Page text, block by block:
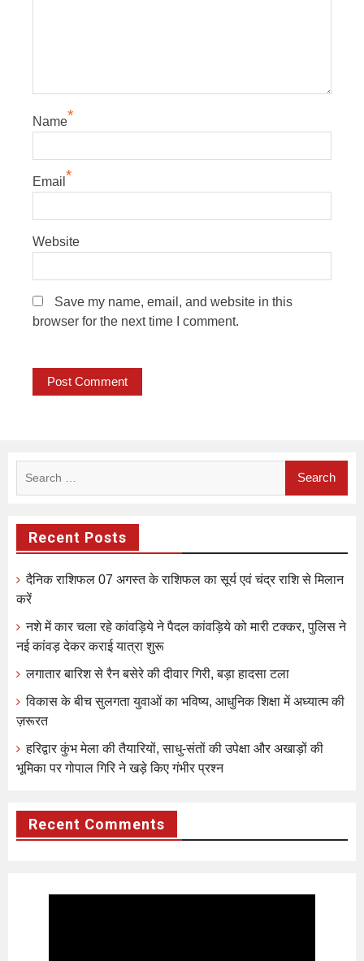
Name*
Email *
Website
Save my name, email, and website in this
browser for the next time I comment.
Recent Posts
दैनिक राशिफल 07 अगस्त के राशिफल का सूर्य एवं चंद्र राशि से मिलान
करें
नशे में कार चला रहे कांवड़िये ने पैदल कांवड़िये को मारी टक्कर, पुलिस ने
नई कांवड़ देकर कराई यात्रा शुरू
लगातार बारिश से रैन बसेरे की दीवार गिरी, बड़ा हादसा टला
विकास के बीच सुलगता युवाओं का भविष्य, आधुनिक शिक्षा में अध्यात्म की
ज़रूरत
हरिद्वार कुंभ मेला की तैयारियों, साधु-संतों की उपेक्षा और अखाड़ों की
भूमिका पर गोपाल गिरि ने खड़े किए गंभीर प्रश्न
Recent Comments